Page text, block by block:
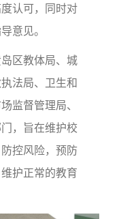
认可，同时对
意见。
区教体局、城
法局、卫生和
监督管理局、
，旨在维护校
控风险，预防
护正常的教育